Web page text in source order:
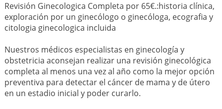
Revisión Ginecologica Completa por 65€.:historia clínica,
exploración por un ginecólogo o ginecóloga, ecografia y
citologia ginecologica incluida
Nuestros médicos especialistas en ginecología y
obstetricia aconsejan realizar una revisión ginecológica
completa al menos una vez al año como la mejor opción
preventiva para detectar el cáncer de mama y de útero
en un estadio inicial y poder curarlo.